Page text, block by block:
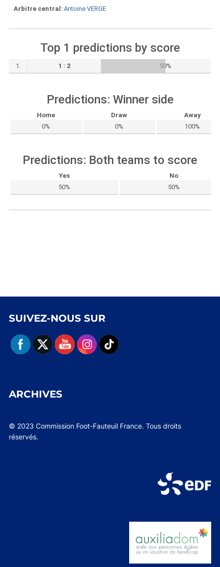
Arbitre central Antoine VERGE
Top 1 predictions by score
1. 1 : 2 50%
Predictions: Winner side
Home Draw
Away
0%
0% 100%
Predictions: Both teams to score
Yes
No
50%
50%
SUIVEZ-NOUS SUR
ARCHIVES
© 2023 Commission Foot-Fauteuil France. Tous droits
réservés.